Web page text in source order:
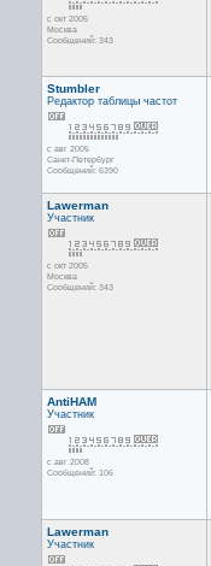
с окт 2005
Москва
Сообщений: 343
Stumbler
Редактор таблицы частот
с авг 2005
Санкт-Петербург
Сообщений: 6390
Lawerman
Участник
с окт 2005
Москва
Сообщений: 343
AntiHAM
Участник
с авг 2008
Сообщений: 106
Lawerman
Участник